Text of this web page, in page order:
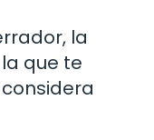
la
que te